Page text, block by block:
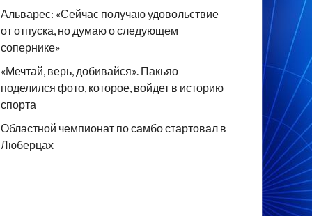
Альварес: «Сейчас получаю удовольствие
от отпуска, но думаю о следующем
сопернике»
«Мечтай, верь, добивайся». Пакьяо
поделился фото, которое, войдет в историю
спорта
Областной чемпионат по самбо стартовал в
Люберцах